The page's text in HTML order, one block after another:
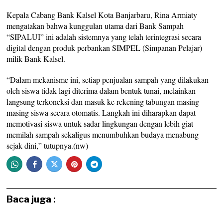
Kepala Cabang Bank Kalsel Kota Banjarbaru, Rina Armiaty
mengatakan bahwa kunggulan utama dari Bank Sampah
“SIPALUI” ini adalah sistemnya yang telah terintegrasi secara
digital dengan produk perbankan SIMPEL (Simpanan Pelajar)
milik Bank Kalsel.
“Dalam mekanisme ini, setiap penjualan sampah yang dilakukan
oleh siswa tidak lagi diterima dalam bentuk tunai, melainkan
langsung terkoneksi dan masuk ke rekening tabungan masing-
masing siswa secara otomatis. Langkah ini diharapkan dapat
memotivasi siswa untuk sadar lingkungan dengan lebih giat
memilah sampah sekaligus menumbuhkan budaya menabung
sejak dini,” tutupnya.(nw)
Baca juga :